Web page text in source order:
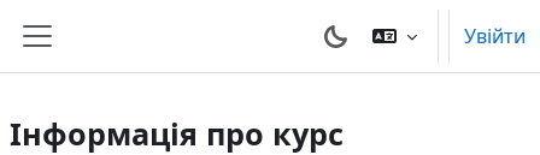
Бокова панель
Увійти
Інформація про курс